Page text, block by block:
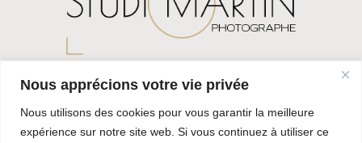
Nous apprécions votre vie privée
Nous utilisons des cookies pour vous garantir la meilleure
expérience sur notre site web. Si vous continuez à utiliser ce
22 Rue de l'Hôtel de ville
38260 LA CÔTE-SAINT-ANDRE